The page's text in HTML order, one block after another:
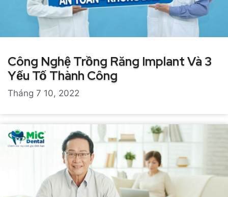
Công Nghệ Trồng Răng Implant Và 3
Yếu Tố Thành Công
Tháng 7 10, 2022